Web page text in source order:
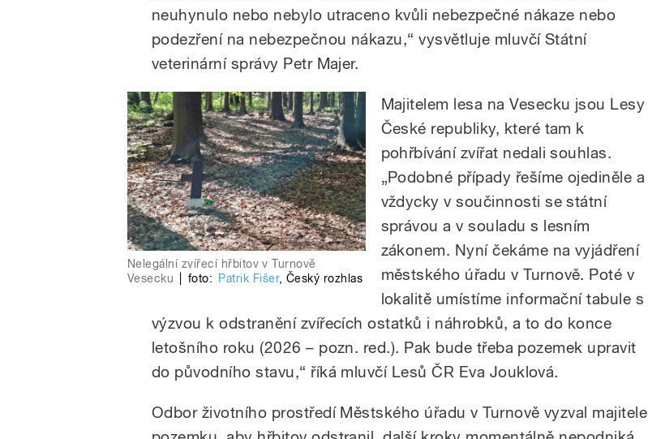
neuhynulo nebo nebylo utraceno kvůli nebezpečné nákaze nebo
podezření na nebezpečnou nákazu,“ vysvětluje mluvčí Státní
veterinární správy Petr Majer.
Nelegální zvířecí hřbitov v Turnově
Vesecku
foto: Patrik Fišer, Český rozhlas
Majitelem lesa na Vesecku jsou Lesy
České republiky, které tam k
pohřbívání zvířat nedali souhlas.
„Podobné případy řešíme ojediněle a
vždycky v součinnosti se státní
správou a v souladu s lesním
zákonem. Nyní čekáme na vyjádření
městského úřadu v Turnově. Poté v
lokalitě umístíme informační tabule s
výzvou k odstranění zvířecích ostatků i náhrobků, a to do konce
letošního roku (2026 – pozn. red.). Pak bude třeba pozemek upravit
do původního stavu,“ říká mluvčí Lesů ČR Eva Jouklová.
Odbor životního prostředí Městského úřadu v Turnově vyzval majitele